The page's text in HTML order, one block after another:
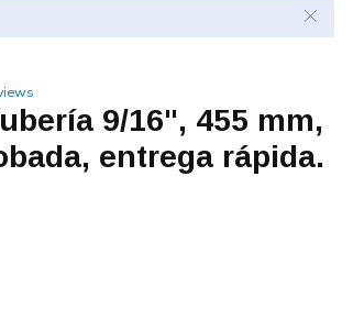
9/16", 455 mm,
entrega rápida.